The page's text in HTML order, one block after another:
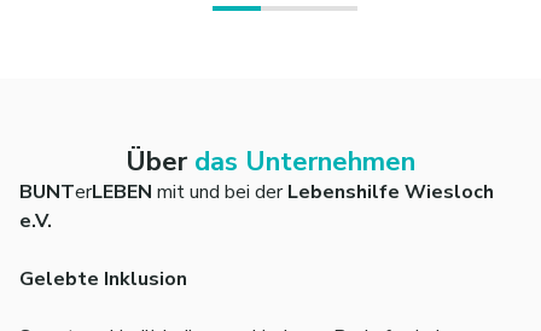
Über das Unternehmen
BUNTerLEBEN mit und bei derLeben­shilfe Wies­loch
e.V.
Gelebte Inklusion